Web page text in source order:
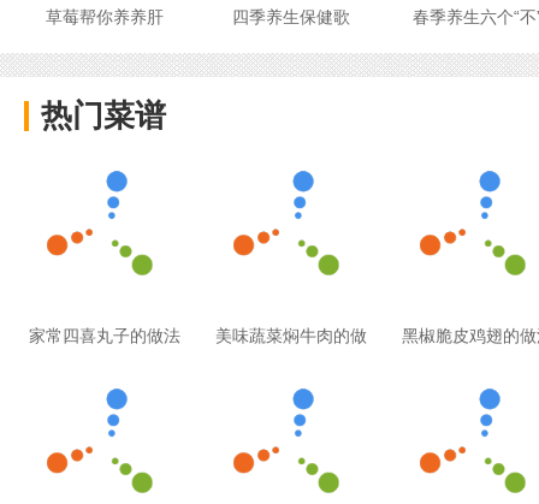
草莓帮你养养肝 四季养生保健歌 春季养生六个“不
热门菜谱
家常四喜丸子的做法 美味蔬菜焖牛肉的做 黑椒脆皮鸡翅的